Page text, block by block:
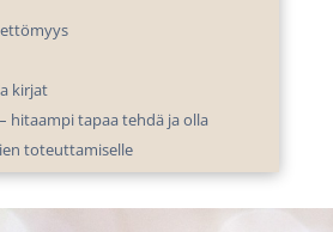
kirjat
hitaampi tapaa tehdä ja olla
toteuttamiselle